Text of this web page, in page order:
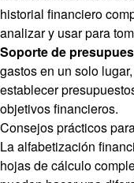
historial financiero
analizar y usar para
Soporte de
gastos en un solo
establecer
objetivos financieros.
Consejos prácticos
La alfabetización
hojas de cálculo